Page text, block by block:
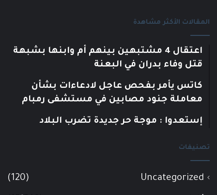
المقالات الأكثر مشاهدة
اعتقال 4 مشتبهين بينهم أم وابنها بشبهة
قتل وفاء بدران في البعنة
كاتس يأمر بفحص عاجل لادعاءات بشأن
معاملة جنود مصابين في مستشفى رمبام
إستعدوا : موجة حر جديدة تضرب البلاد
تصنيفات
Uncategorized
(120)